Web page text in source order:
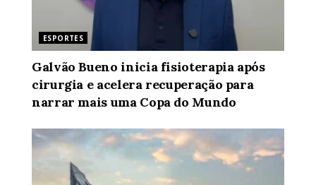
ESPORTES
Galvão Bueno inicia fisioterapia após
cirurgia e acelera recuperação para
narrar mais uma Copa do Mundo